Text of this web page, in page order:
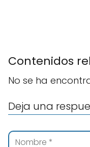
Contenidos
No se ha
Deja una